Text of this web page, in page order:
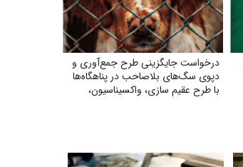
درخواست جایگزینی طرح جمع‌آوری و
دپوی سگ‌های بلاصاحب در پناهگاه‌ها
با طرح عقیم سازی، واکسیناسیون،